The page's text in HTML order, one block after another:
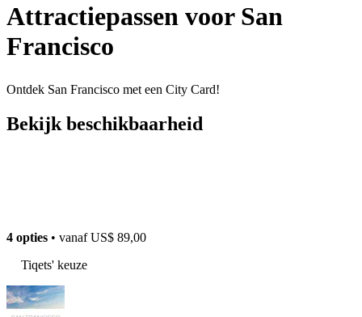
Attractiepassen voor San
Francisco
Ontdek San Francisco met een City Card!
Bekijk beschikbaarheid
4 opties • vanafUS$ 89,00
Tiqets' keuze